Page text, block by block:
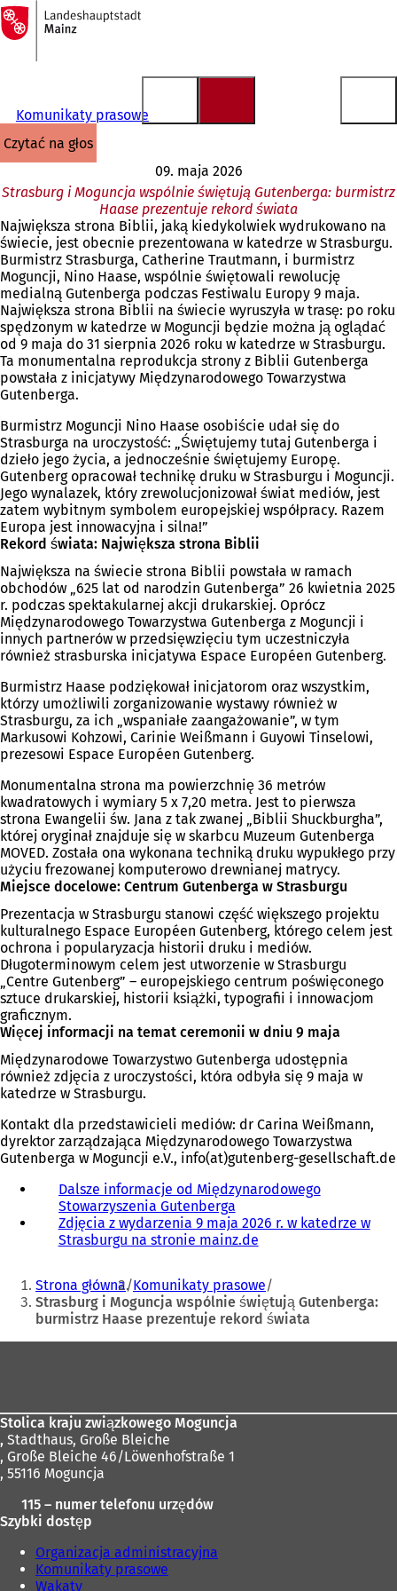
Przejdź do treści
Do
strony
głównej
Komunikaty prasowe
czytać na głos
09. maja 2026
Strasburg i Moguncja wspólnie świętują Gutenberga: burmistrz
Haase prezentuje rekord świata
Największa strona Biblii, jaką kiedykolwiek wydrukowano na
świecie, jest obecnie prezentowana w katedrze w Strasburgu.
Burmistrz Strasburga, Catherine Trautmann, i burmistrz
Moguncji, Nino Haase, wspólnie świętowali rewolucję
medialną Gutenberga podczas Festiwalu Europy 9 maja.
Największa strona Biblii na świecie wyruszyła w trasę: po roku
spędzonym w katedrze w Moguncji będzie można ją oglądać
od 9 maja do 31 sierpnia 2026 roku w katedrze w Strasburgu.
Ta monumentalna reprodukcja strony z Biblii Gutenberga
powstała z inicjatywy Międzynarodowego Towarzystwa
Gutenberga.
Burmistrz Moguncji Nino Haase osobiście udał się do
Strasburga na uroczystość: „Świętujemy tutaj Gutenberga i
dzieło jego życia, a jednocześnie świętujemy Europę.
Gutenberg opracował technikę druku w Strasburgu i Moguncji.
Jego wynalazek, który zrewolucjonizował świat mediów, jest
zatem wybitnym symbolem europejskiej współpracy. Razem
Europa jest innowacyjna i silna!”
Rekord świata: Największa strona Biblii
Największa na świecie strona Biblii powstała w ramach
obchodów „625 lat od narodzin Gutenberga” 26 kwietnia 2025
r. podczas spektakularnej akcji drukarskiej. Oprócz
Międzynarodowego Towarzystwa Gutenberga z Moguncji i
innych partnerów w przedsięwzięciu tym uczestniczyła
również strasburska inicjatywa Espace Européen Gutenberg.
Burmistrz Haase podziękował inicjatorom oraz wszystkim,
którzy umożliwili zorganizowanie wystawy również w
Strasburgu, za ich „wspaniałe zaangażowanie”, w tym
Markusowi Kohzowi, Carinie Weißmann i Guyowi Tinselowi,
prezesowi Espace Européen Gutenberg.
Monumentalna strona ma powierzchnię 36 metrów
kwadratowych i wymiary 5 x 7,20 metra. Jest to pierwsza
strona Ewangelii św. Jana z tak zwanej „Biblii Shuckburgha”,
której oryginał znajduje się w skarbcu Muzeum Gutenberga
MOVED. Została ona wykonana techniką druku wypukłego przy
użyciu frezowanej komputerowo drewnianej matrycy.
Miejsce docelowe: Centrum Gutenberga w Strasburgu
Prezentacja w Strasburgu stanowi część większego projektu
kulturalnego Espace Européen Gutenberg, którego celem jest
ochrona i popularyzacja historii druku i mediów.
Długoterminowym celem jest utworzenie w Strasburgu
„Centre Gutenberg” – europejskiego centrum poświęconego
sztuce drukarskiej, historii książki, typografii i innowacjom
graficznym.
Więcej informacji na temat ceremonii w dniu 9 maja
Międzynarodowe Towarzystwo Gutenberga udostępnia
również zdjęcia z uroczystości, która odbyła się 9 maja w
katedrze w Strasburgu.
Kontakt dla przedstawicieli mediów: dr Carina Weißmann,
dyrektor zarządzająca Międzynarodowego Towarzystwa
Gutenberga w Moguncji e.V., info(at)gutenberg-gesellschaft.de
Dalsze informacje od Międzynarodowego
Stowarzyszenia Gutenberga
O
t
e
r
a
s
n
o
Zdjęcia z wydarzenia 9 maja 2026 r. w katedrze w
Strasburgu na stronie mainz.de
Jesteś
tutaj:
Strona główna Komunikaty prasowe
Strasburg i Moguncja wspólnie świętują Gutenberga:
burmistrz Haase prezentuje rekord świata
Stolica kraju związkowego Moguncja
, Stadthaus, Große Bleiche
, Große Bleiche 46/Löwenhofstraße 1
, 55116 Moguncja
115 – numer telefonu urzędów
Szybki dostęp
Organizacja administracyjna
Komunikaty prasowe
Wakaty